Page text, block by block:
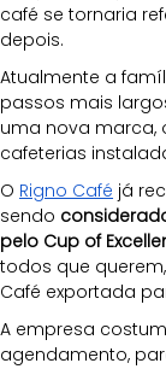
café se tornaria
depois.
Atualmente a
passos mais
uma nova marca,
cafeterias
O Rigno Café já
sendo
pelo Cup of
todos que
Café exportada
A empresa
agendamento,